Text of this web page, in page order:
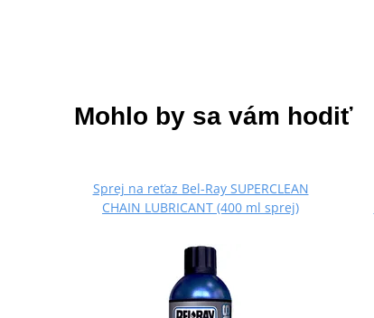
Mohlo by sa vám hodiť
Sprej na reťaz Bel-Ray SUPERCLEAN
CHAIN LUBRICANT (400 ml sprej)